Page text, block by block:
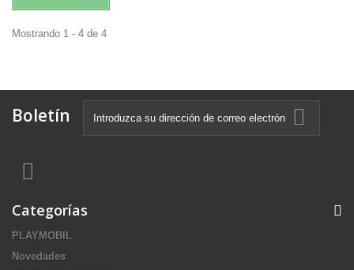
Mostrando 1 - 4 de 4
Boletín
Categorías
PLAYMOBIL
Novedades